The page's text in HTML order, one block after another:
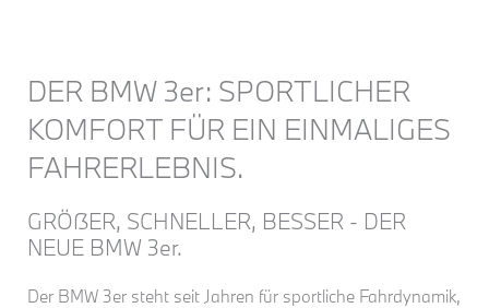
DER BMW 3er: SPORTLICHER
KOMFORT FÜR EIN EINMALIGES
FAHRERLEBNIS.
GRÖẞER, SCHNELLER, BESSER - DER
NEUE BMW 3er.
Der BMW 3er steht seit Jahren für sportliche Fahrdynamik,